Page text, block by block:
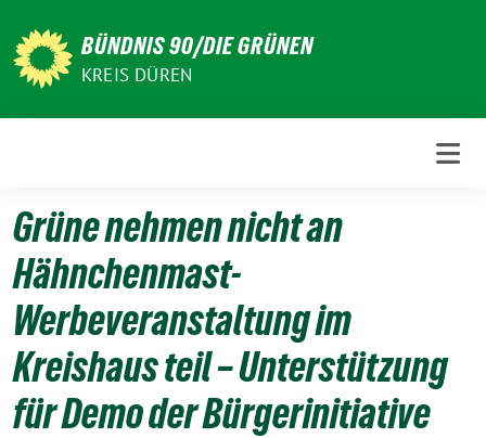
zum
Inhalt
BÜNDNIS 90/DIE GRÜNEN
KREIS DÜREN
Grüne nehmen nicht an
Hähnchenmast-
Werbeveranstaltung im
Kreishaus teil – Unterstützung
für Demo der Bürgerinitiative